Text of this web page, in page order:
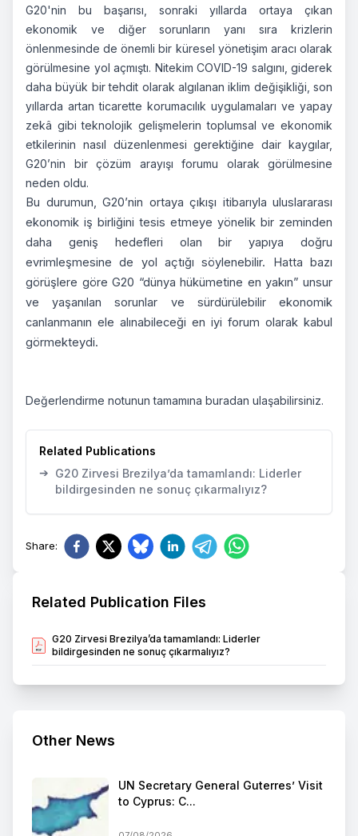
Related Publication Files
G20 Zirvesi Brezilya’da tamamlandı: Liderler
bildirgesinden ne sonuç çıkarmalıyız?
Other News
UN Secretary General Guterres’ Visit
to Cyprus: C...
G20'nin bu başarısı, sonraki yıllarda ortaya çıkan
ekonomik ve diğer sorunların yanı sıra krizlerin
önlenmesinde de önemli bir küresel yönetişim aracı olarak
görülmesine yol açmıştı. Nitekim COVID-19 salgını, giderek
daha büyük bir tehdit olarak algılanan iklim değişikliği, son
yıllarda artan ticarette korumacılık uygulamaları ve yapay
zekâ gibi teknolojik gelişmelerin toplumsal ve ekonomik
etkilerinin nasıl düzenlenmesi gerektiğine dair kaygılar,
G20’nin bir çözüm arayışı forumu olarak görülmesine
neden oldu.
Bu durumun, G20’nin ortaya çıkışı itibarıyla uluslararası
ekonomik iş birliğini tesis etmeye yönelik bir zeminden
daha geniş hedefleri olan bir yapıya doğru
evrimleşmesine de yol açtığı söylenebilir. Hatta bazı
görüşlere göre G20 “dünya hükümetine en yakın” unsur
ve yaşanılan sorunlar ve sürdürülebilir ekonomik
canlanmanın ele alınabileceği en iyi forum olarak kabul
görmekteydi.
Değerlendirme notunun tamamına buradan ulaşabilirsiniz.
Related Publications
➔ G20 Zirvesi Brezilya’da tamamlandı: Liderler
bildirgesinden ne sonuç çıkarmalıyız?
Share: